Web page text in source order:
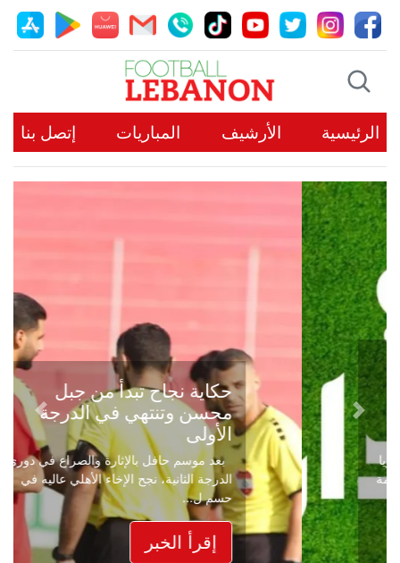
الرئيسية الأرشيف المباريات إتصل بنا
حكاية نجاح تبدأ من جبل
محسن وتنتهي في الدرجة
الأولى
بعد موسم حافل بالإثارة والصراع في دوري
الدرجة الثانية، نجح الإخاء الأهلي عاليه في
حسم ل...
إقرأ الخبر
Previous
Next